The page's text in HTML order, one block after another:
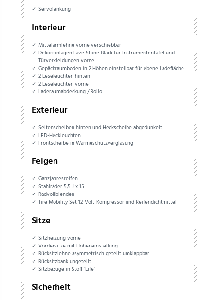
Servolenkung
Interieur
Mittelarmlehne vorne verschiebbar
Dekoreinlagen Lave Stone Black für Instrumententafel und
Türverkleidungen vorne
Gepäckraumboden in 2 Höhen einstellbar für ebene Ladefläche
2 Leseleuchten hinten
2 Leseleuchten vorne
Laderaumabdeckung / Rollo
Exterieur
Seitenscheiben hinten und Heckscheibe abgedunkelt
LED-Heckleuchten
Frontscheibe in Wärmeschutzverglasung
Felgen
Ganzjahresreifen
Stahlräder 5,5 J x 15
Radvollblenden
Tire Mobility Set 12-Volt-Kompressor und Reifendichtmittel
Sitze
Sitzheizung vorne
Vordersitze mit Höheneinstellung
Rücksitzlehne asymmetrisch geteilt umklappbar
Rücksitzbank ungeteilt
Sitzbezüge in Stoff "Life"
Sicherheit